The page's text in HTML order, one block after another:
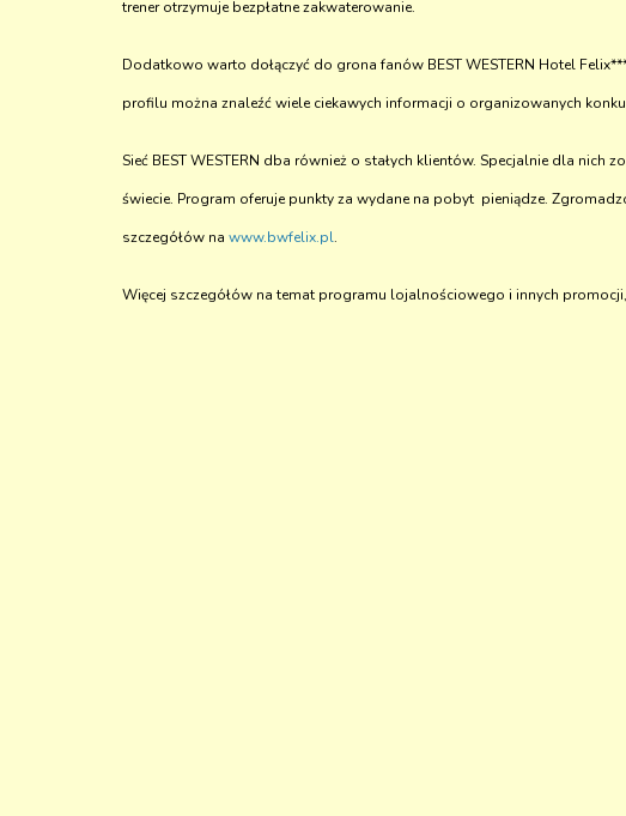
trener otrzymuje bezpłatne zakwaterowanie.
Dodatkowo warto dołączyć do grona fanów BEST WESTERN Hotel
profilu można znaleźć wiele ciekawych informacji o organizowanych
Sieć BEST WESTERN dba również o stałych klientów. Specjalnie dla
świecie. Program oferuje punkty za wydane na pobyt pieniądze.
szczegółów na www.bwfelix.pl.
Więcej szczegółów na temat programu lojalnościowego i innych